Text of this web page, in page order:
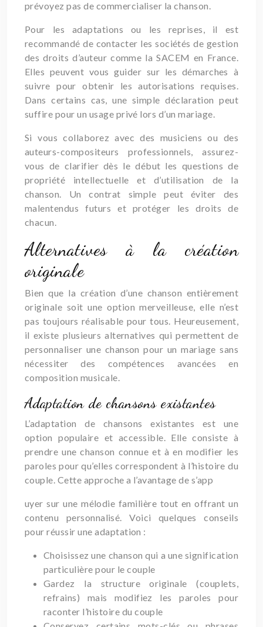
prévoyez pas de commercialiser la chanson.
Pour les adaptations ou les reprises, il est
recommandé de contacter les sociétés de gestion
des droits d’auteur comme la SACEM en France.
Elles peuvent vous guider sur les démarches à
suivre pour obtenir les autorisations requises.
Dans certains cas, une simple déclaration peut
suffire pour un usage privé lors d’un mariage.
Si vous collaborez avec des musiciens ou des
auteurs-compositeurs professionnels, assurez-
vous de clarifier dès le début les questions de
propriété intellectuelle et d’utilisation de la
chanson. Un contrat simple peut éviter des
malentendus futurs et protéger les droits de
chacun.
Alternatives à la création
originale
Bien que la création d’une chanson entièrement
originale soit une option merveilleuse, elle n’est
pas toujours réalisable pour tous. Heureusement,
il existe plusieurs alternatives qui permettent de
personnaliser une chanson pour un mariage sans
nécessiter des compétences avancées en
composition musicale.
Adaptation de chansons existantes
L’adaptation de chansons existantes est une
option populaire et accessible. Elle consiste à
prendre une chanson connue et à en modifier les
paroles pour qu’elles correspondent à l’histoire du
couple. Cette approche a l’avantage de s’app
uyer sur une mélodie familière tout en offrant un
contenu personnalisé. Voici quelques conseils
pour réussir une adaptation :
Choisissez une chanson qui a une signification
particulière pour le couple
Gardez la structure originale (couplets,
refrains) mais modifiez les paroles pour
raconter l’histoire du couple